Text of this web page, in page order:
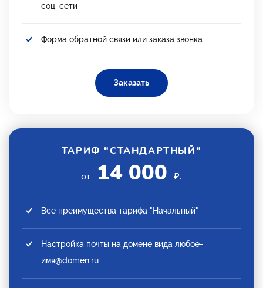
соц. сети
Форма обратной связи или заказа звонка
Заказать
ТАРИФ "СТАНДАРТНЫЙ"
от 14 000 ₽.
Все преимущества тарифа "Начальный"
Настройка почты на домене вида любое-
имя@domen.ru